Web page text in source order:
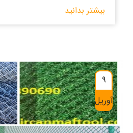
بیشتر بدانید
9
آوریل